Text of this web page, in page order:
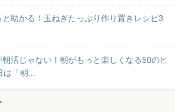
助かる！玉ねぎたっぷり作り置きレシピ3
活じゃない！朝がもっと楽しくなる50のヒ
「朝...